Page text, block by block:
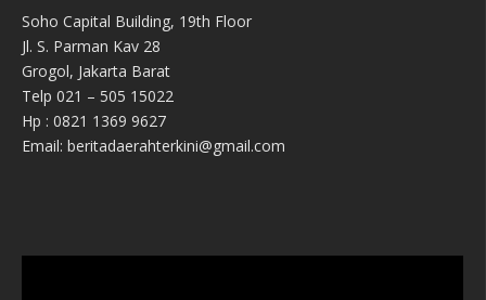
Soho Capital Building, 19th Floor
Jl. S. Parman Kav 28
Grogol, Jakarta Barat
Telp 021 – 505 15022
Hp : 0821 1369 9627
Email: beritadaerahterkini@gmail.com